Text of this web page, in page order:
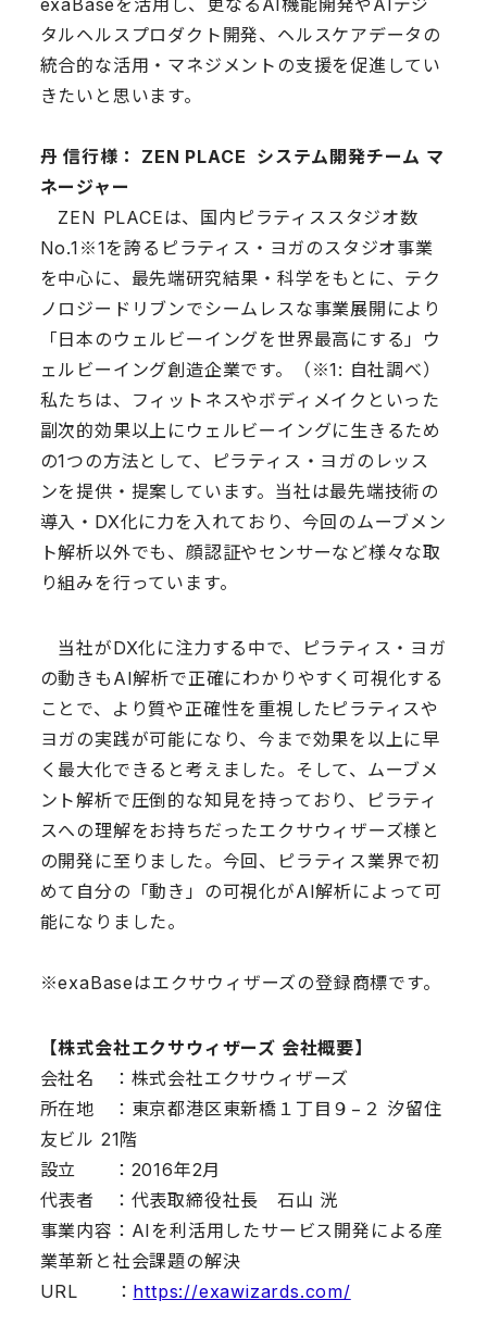
exaBaseを活用し、更なるAI機能開発やAIデジ
タルヘルスプロダクト開発、ヘルスケアデータの
統合的な活用・マネジメントの支援を促進してい
きたいと思います。
丹 信行様： ZEN PLACE システム開発チーム マ
ネージャー
ZEN PLACEは、国内ピラティススタジオ数
No.1※1を誇るピラティス・ヨガのスタジオ事業
を中心に、最先端研究結果・科学をもとに、テク
ノロジードリブンでシームレスな事業展開により
「日本のウェルビーイングを世界最高にする」ウ
ェルビーイング創造企業です。（※1: 自社調べ）
私たちは、フィットネスやボディメイクといった
副次的効果以上にウェルビーイングに生きるため
の1つの方法として、ピラティス・ヨガのレッス
ンを提供・提案しています。当社は最先端技術の
導入・DX化に力を入れており、今回のムーブメン
ト解析以外でも、顔認証やセンサーなど様々な取
り組みを行っています。
当社がDX化に注力する中で、ピラティス・ヨガ
の動きもAI解析で正確にわかりやすく可視化する
ことで、より質や正確性を重視したピラティスや
ヨガの実践が可能になり、今まで効果を以上に早
く最大化できると考えました。そして、ムーブメ
ント解析で圧倒的な知見を持っており、ピラティ
スへの理解をお持ちだったエクサウィザーズ様と
の開発に至りました。今回、ピラティス業界で初
めて自分の「動き」の可視化がAI解析によって可
能になりました。
※exaBaseはエクサウィザーズの登録商標です。
【株式会社エクサウィザーズ 会社概要】
会社名 ：株式会社エクサウィザーズ
所在地 ：東京都港区東新橋１丁目９−２ 汐留住
友ビル 21階
設立 ：2016年2月
代表者 ：代表取締役社長 石山 洸
事業内容：AIを利活用したサービス開発による産
業革新と社会課題の解決
URL ： https://exawizards.com/